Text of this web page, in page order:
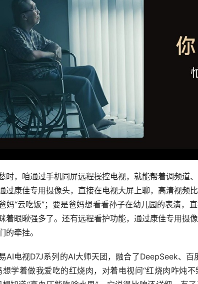
时，咱通过手机同屏远程操控电视，就能帮着调频道
过康佳专用摄像头，直接在电视大屏上聊，高清视频
妈“云吃饭”；要是爸妈想看看孙子在幼儿园的表演，
着眼瞅强多了。还有远程看护功能，通过康佳专用摄
的牵挂。
AI电视D7J系列的AI大师天团，融合了DeepSeek、
想学着做我爱吃的红烧肉，对着电视问“红烧肉咋炖